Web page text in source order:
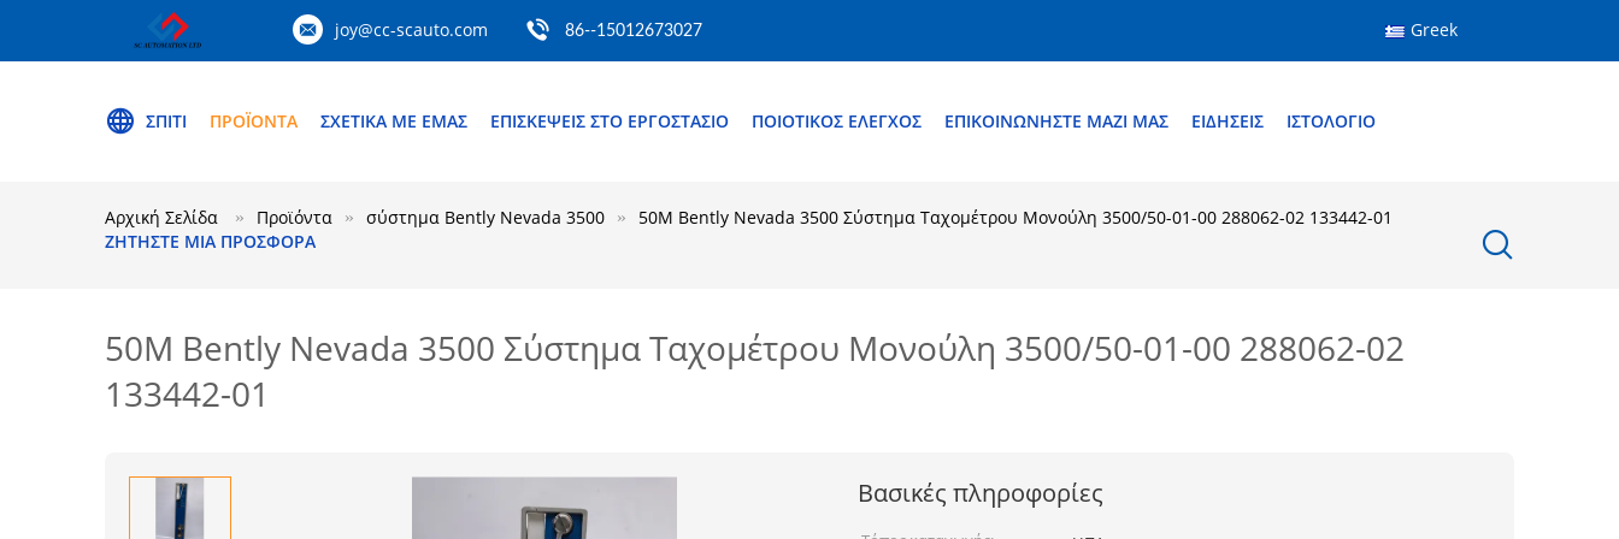
joy@cc-scauto.com 86--15012673027 Greek
ΣΠΊΤΙ ΠΡΟΪΌΝΤΑ ΣΧΕΤΙΚΆ ΜΕ ΕΜΆΣ ΕΠΙΣΚΈΨΕΙΣ ΣΤΟ ΕΡΓΟΣΤΆΣΙΟ ΠΟΙΟΤΙΚΌΣ ΈΛΕΓΧΟΣ ΕΠΙΚΟΙΝΩΝΉΣΤΕ ΜΑΖΊ ΜΑΣ ΕΙΔΉΣΕΙΣ ΙΣΤΟΛΌΓΙΟ
ΖΗΤΉΣΤΕ ΜΙΑ ΠΡΟΣΦΟΡΆ
Αρχική Σελίδα Προϊόντα σύστημα Bently Nevada 3500 50M Bently Nevada 3500 Σύστημα Ταχομέτρου Μονούλη 3500/50-01-00 288062-02 133442-01
50M Bently Nevada 3500 Σύστημα Ταχομέτρου Μονούλη 3500/50-01-00 288062-02
133442-01
Βασικές πληροφορίες